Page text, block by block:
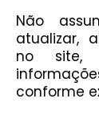
Não
atualizar,
no site,
conforme